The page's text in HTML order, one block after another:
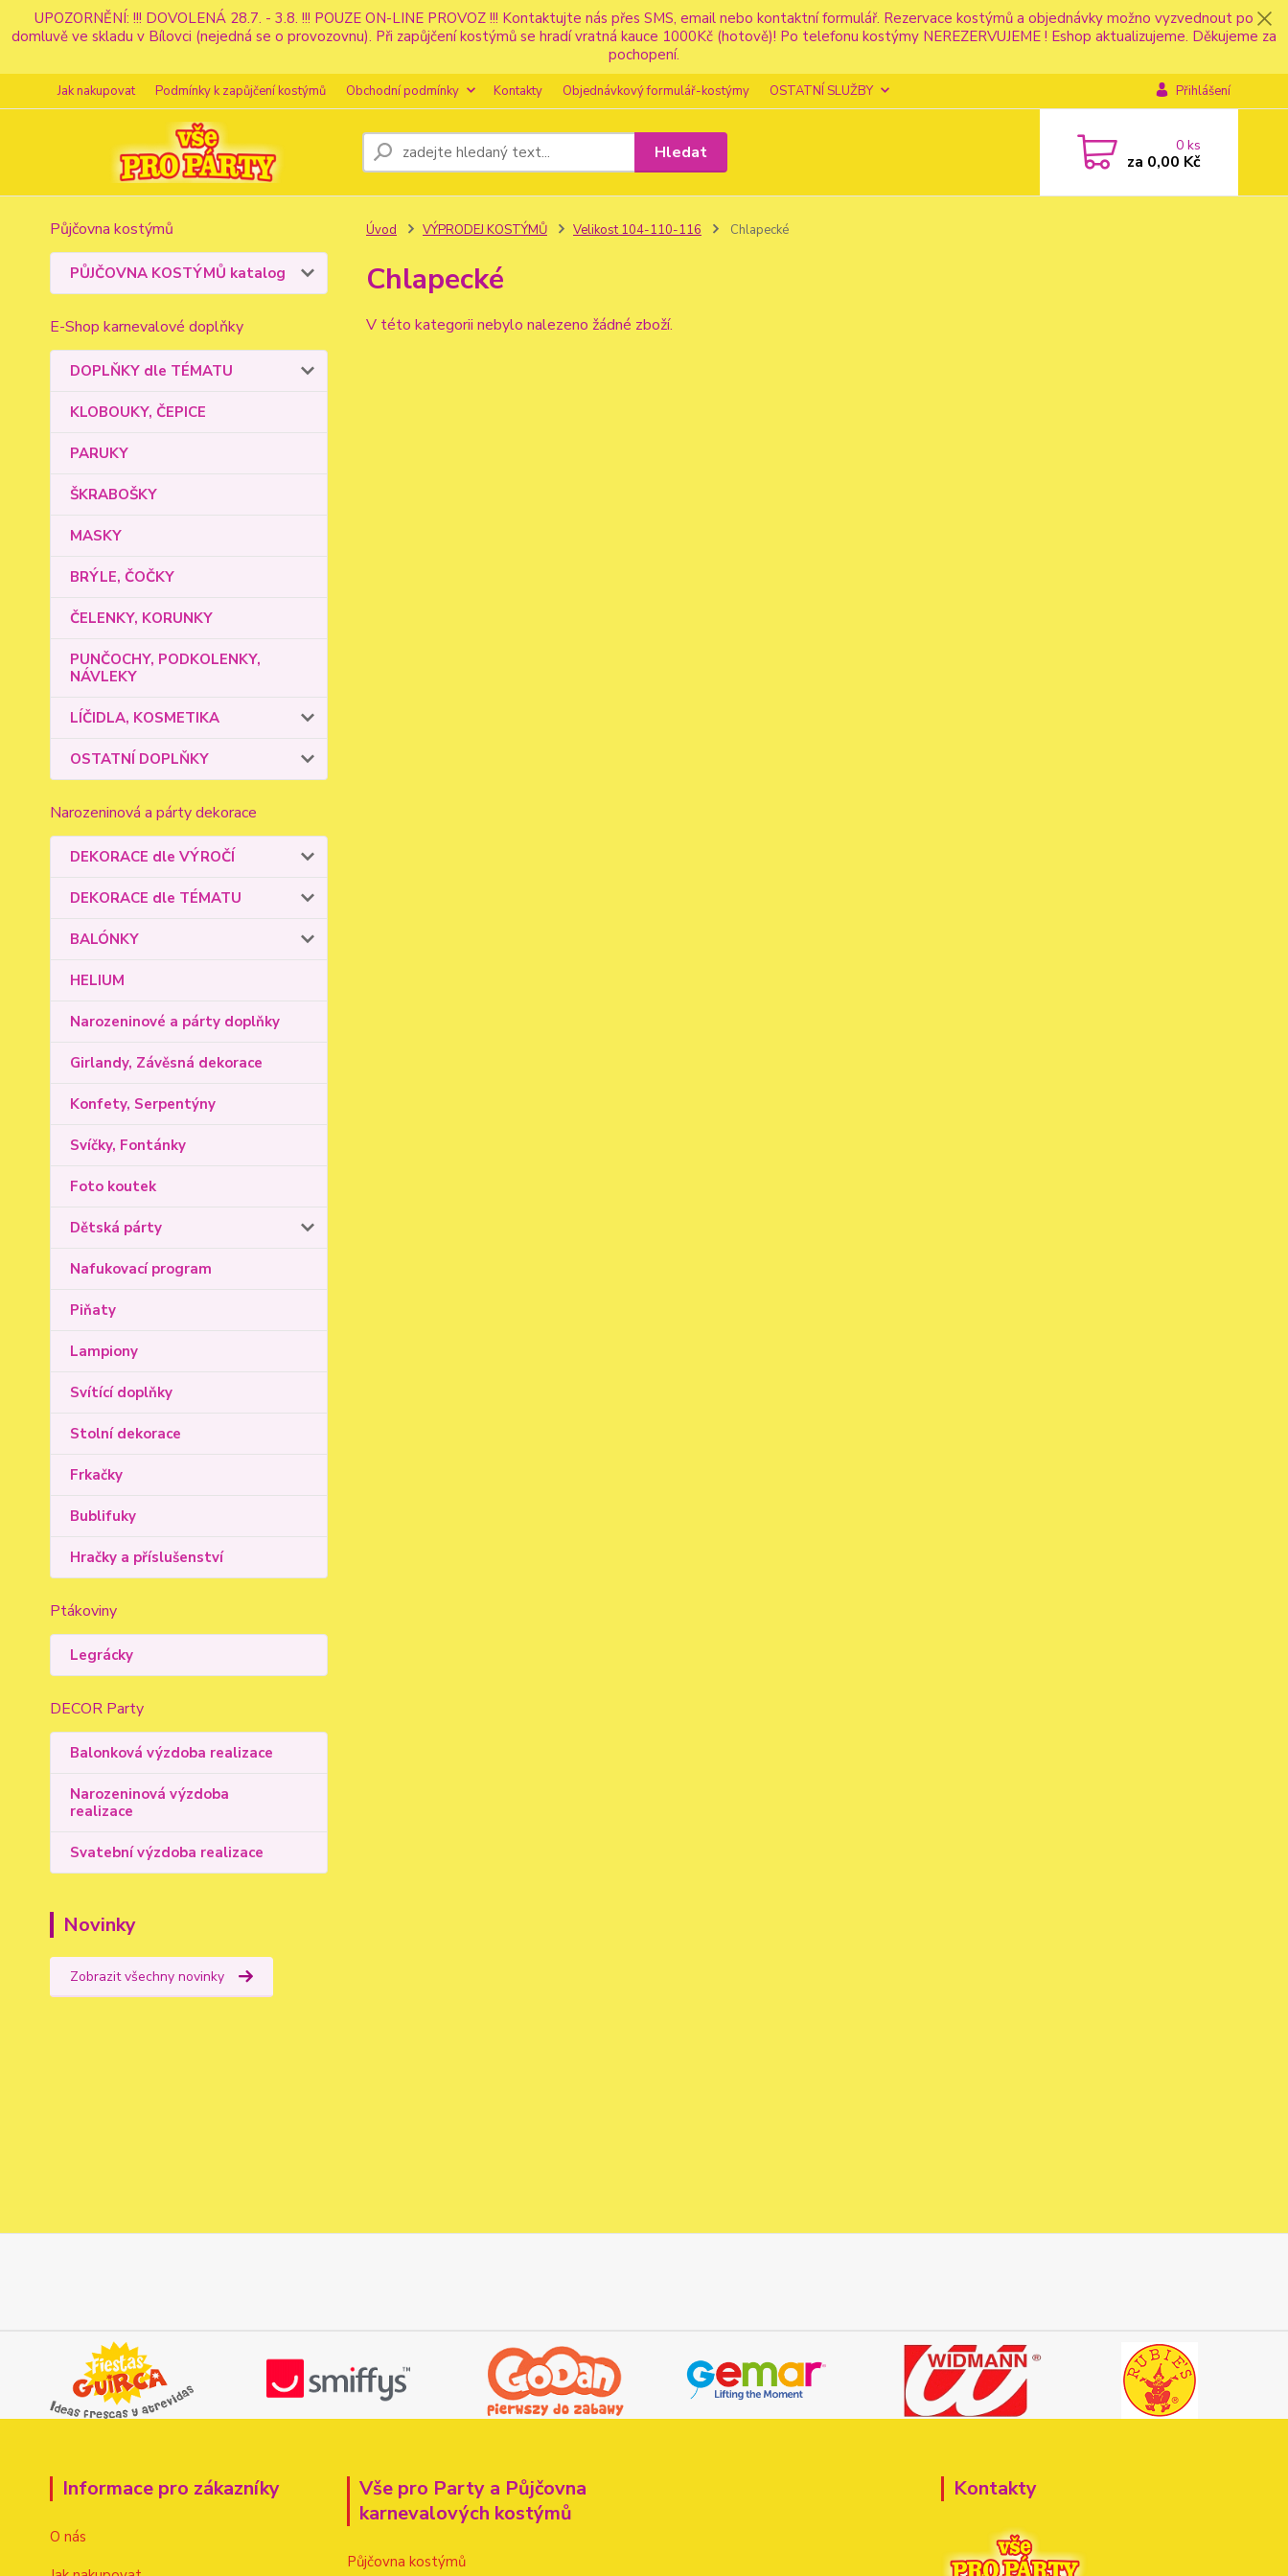
UPOZORNĚNÍ: !!! DOVOLENÁ 28.7. - 3.8. !!! POUZE ON-LINE PROVOZ !!! Kontaktujte nás přes SMS, email nebo kontaktní formulář. Rezervace kostýmů a objednávky možno vyzvednout po
domluvě ve skladu v Bílovci (nejedná se o provozovnu). Při zapůjčení kostýmů se hradí vratná kauce 1000Kč (hotově)! Po telefonu kostýmy NEREZERVUJEME ! Eshop aktualizujeme. Děkujeme za
pochopení.
Jak nakupovat Podmínky k zapůjčení kostýmů Obchodní podmínky Kontakty Objednávkový formulář-kostýmy OSTATNÍ SLUŽBY Přihlášení
Hledat 0ks
za 0,00 Kč
Půjčovna kostýmů
PŮJČOVNA KOSTÝMŮ katalog
E-Shop karnevalové doplňky
DOPLŇKY dle TÉMATU
KLOBOUKY, ČEPICE
PARUKY
ŠKRABOŠKY
MASKY
BRÝLE, ČOČKY
ČELENKY, KORUNKY
PUNČOCHY, PODKOLENKY,
NÁVLEKY
LÍČIDLA, KOSMETIKA
OSTATNÍ DOPLŇKY
Narozeninová a párty dekorace
DEKORACE dle VÝROČÍ
DEKORACE dle TÉMATU
BALÓNKY
HELIUM
Narozeninové a párty doplňky
Girlandy, Závěsná dekorace
Konfety, Serpentýny
Svíčky, Fontánky
Foto koutek
Dětská párty
Nafukovací program
Piňaty
Lampiony
Svítící doplňky
Stolní dekorace
Frkačky
Bublifuky
Hračky a příslušenství
Ptákoviny
Legrácky
DECOR Party
Balonková výzdoba realizace
Narozeninová výzdoba
realizace
Svatební výzdoba realizace
Novinky
Zobrazit všechny novinky
Úvod VÝPRODEJ KOSTÝMŮ Velikost 104-110-116 Chlapecké
Chlapecké
V této kategorii nebylo nalezeno žádné zboží.
Informace pro zákazníky
O nás
Vše pro Party a Půjčovna
karnevalových kostýmů
Půjčovna kostýmů
Kontakty